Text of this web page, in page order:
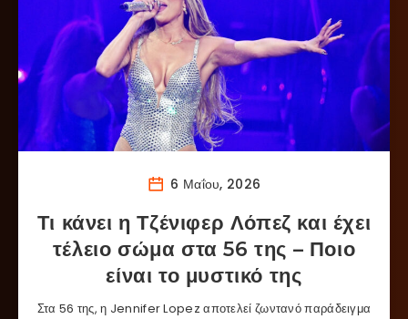
6 Μαΐου, 2026
Τι κάνει η Τζένιφερ Λόπεζ και έχει
τέλειο σώμα στα 56 της – Ποιο
είναι το μυστικό της
Στα 56 της, η Jennifer Lopez αποτελεί ζωντανό παράδειγμα